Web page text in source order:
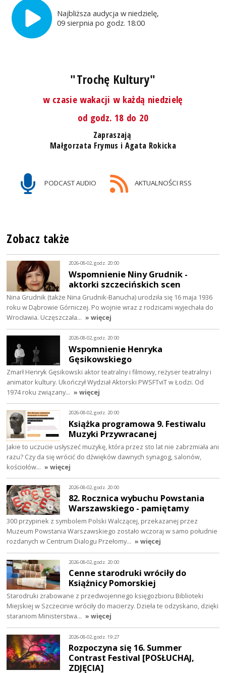
Najbliższa audycja w niedzielę,
09 sierpnia po godz. 18:00
"Trochę Kultury"
w czasie wakacji w każdą niedzielę
od godz. 18 do 20
Zapraszają
Małgorzata Frymus i Agata Rokicka
PODCAST AUDIO AKTUALNOŚCI RSS
Zobacz także
2026-08-02, godz. 20:00
Wspomnienie Niny Grudnik -
aktorki szczecińskich scen
Nina Grudnik (także Nina Grudnik-Banucha) urodziła się 16 maja 1936
roku w Dąbrowie Górniczej. Po wojnie wraz z rodzicami wyjechała do
Wrocławia. Uczęszczała… » więcej
2026-08-02, godz. 20:00
Wspomnienie Henryka
Gęsikowskiego
Zmarł Henryk Gęsikowski aktor teatralny i filmowy, reżyser teatralny i
animator kultury. Ukończył Wydział Aktorski PWSFTviT w Łodzi. Od
1974 roku związany… » więcej
2026-08-02, godz. 20:00
Książka programowa 9. Festiwalu
Muzyki Przywracanej
Jakie to uczucie usłyszeć muzykę, która przez sto lat nie zabrzmiała ani
razu? Czy da się wrócić do dźwięków dawnych synagog, salonów,
kościołów… » więcej
2026-08-02, godz. 20:00
82. Rocznica wybuchu Powstania
Warszawskiego - pamiętamy
300 przypinek z symbolem Polski Walczącej, przekazanej przez
Muzeum Powstania Warszawskiego zostało wczoraj w samo południe
rozdanych w Centrum Dialogu Przełomy… » więcej
2026-08-02, godz. 20:00
Cenne starodruki wróciły do
Książnicy Pomorskiej
Starodruki zrabowane z przedwojennego księgozbioru Biblioteki
Miejskiej w Szczecinie wróciły do macierzy. Dzieła te odzyskano, dzięki
staraniom Ministerstwa… » więcej
2026-08-02, godz. 19:27
Rozpoczyna się 16. Summer
Contrast Festival [POSŁUCHAJ,
ZDJĘCIA]